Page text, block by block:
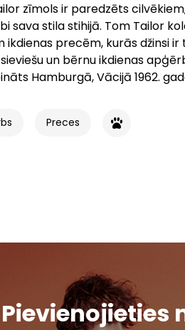
zīmols ir paredzēts
sava stila stihijā. Tom Tailor
ikdienas precēm, kurās džinsi
un bērnu ikdienas
Hamburgā, Vācijā 1962.
Preces
Pievienojieties